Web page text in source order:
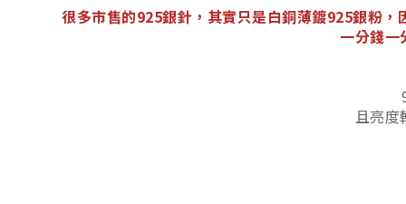
很多市售的925銀針，其實只是白銅薄鍍925銀粉
一分錢一
且亮